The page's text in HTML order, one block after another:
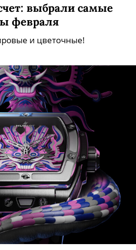
выбрали самые
февраля
и цветочные!